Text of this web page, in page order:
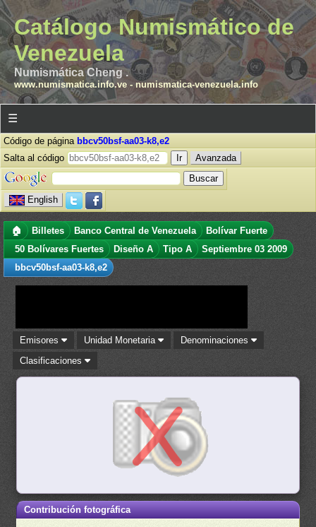
Catálogo Numismático de
Venezuela
Numismática Cheng .
www.numismatica.info.ve- numismatica-venezuela.info
☰
Código de página bbcv50bsf-aa03-k8,e2
Salta al código
Avanzada
English
🏠 Billetes Banco Central de Venezuela
Bolívar Fuerte
50 Bolívares Fuertes
Diseño A Tipo A
Septiembre 03 2009
bbcv50bsf-aa03-k8,e2
Emisores Unidad Monetaria
Denominaciones
Clasificaciones
Contribución fotográfica